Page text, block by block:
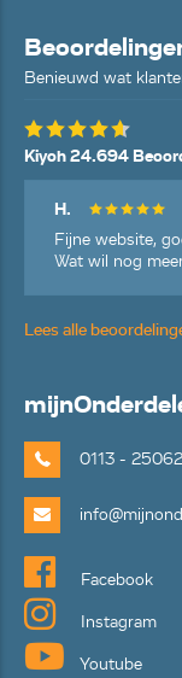
Benieuwd wat
Kiyoh 24.694
H.
Fijne website,
Wat wil nog
Lees alle
mijn
0113 -
Facebook
Instagram
Youtube